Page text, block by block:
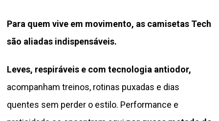
Para quem vive em movimento, as camisetas Tech
são aliadas indispensáveis.
Leves, respiráveis e com tecnologia antiodor,
acompanham treinos, rotinas puxadas e dias
quentes sem perder o estilo. Performance e